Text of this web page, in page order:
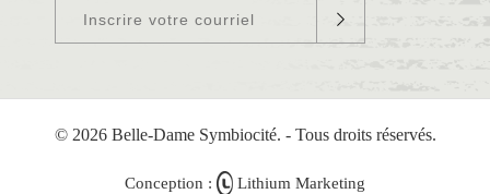
© 2026 Belle-Dame Symbiocité. - Tous droits réservés.
Conception : Lithium Marketing